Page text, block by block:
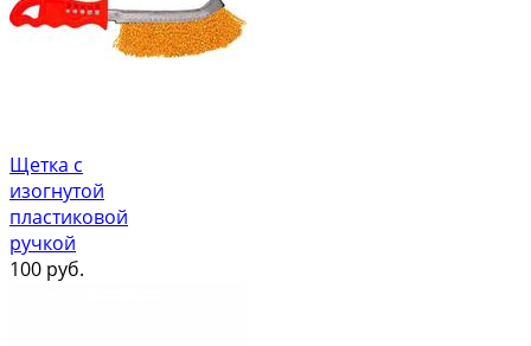
Щетка с
изогнутой
пластиковой
ручкой
100 руб.